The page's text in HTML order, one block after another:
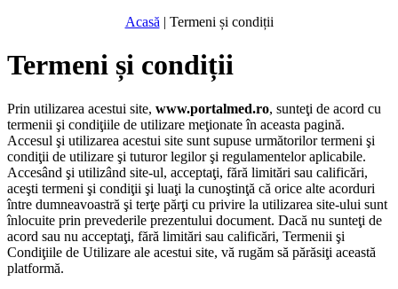
Acasă | Termeni și condiții
Termeni și condiții
Prin utilizarea acestui site, www.portalmed.ro, sunteţi de acord cu
termenii şi condiţiile de utilizare meţionate în aceasta pagină.
Accesul şi utilizarea acestui site sunt supuse următorilor termeni şi
condiţii de utilizare şi tuturor legilor şi regulamentelor aplicabile.
Accesând şi utilizând site-ul, acceptaţi, fără limitări sau calificări,
aceşti termeni şi condiţii şi luaţi la cunoştinţă că orice alte acorduri
între dumneavoastră şi terţe părţi cu privire la utilizarea site-ului sunt
înlocuite prin prevederile prezentului document. Dacă nu sunteţi de
acord sau nu acceptaţi, fără limitări sau calificări, Termenii şi
Condiţiile de Utilizare ale acestui site, vă rugăm să părăsiţi această
platformă.